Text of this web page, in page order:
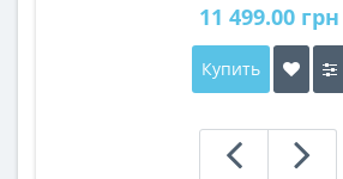
11 499.00 грн
Купить